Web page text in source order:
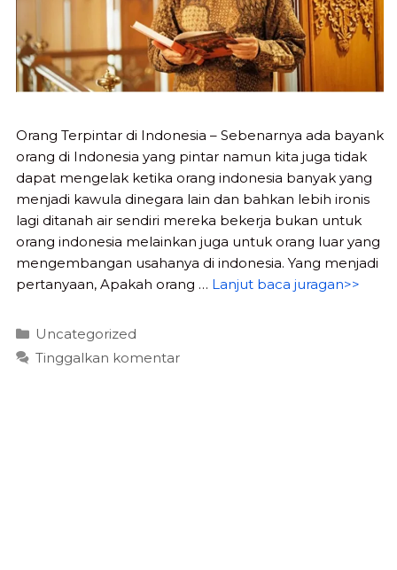
Orang Terpintar di Indonesia – Sebenarnya ada bayank
orang di Indonesia yang pintar namun kita juga tidak
dapat mengelak ketika orang indonesia banyak yang
menjadi kawula dinegara lain dan bahkan lebih ironis
lagi ditanah air sendiri mereka bekerja bukan untuk
orang indonesia melainkan juga untuk orang luar yang
mengembangan usahanya di indonesia. Yang menjadi
pertanyaan, Apakah orang … Lanjut baca juragan>>
Kategori
Uncategorized
Tinggalkan komentar